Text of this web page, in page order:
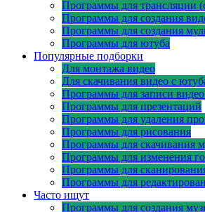
Программы для трансляции
Программы для создания
Программы для создания
Программы для ютуба
Популярные подборки
Для монтажа видео
Для скачивания видео с
Программы для записи
Программы для презентаций
Программы для удаления
Программы для рисования
Программы для скачивания
Программы для изменения
Программы для
Программы для
Часто ищут
Программы для создания